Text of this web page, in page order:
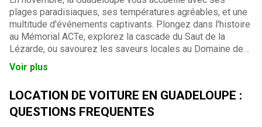
plages paradisiaques, ses températures agréables, et une
multitude d'événements captivants. Plongez dans l'histoire
au Mémorial ACTe, explorez la cascade du Saut de la
Lézarde, ou savourez les saveurs locales au Domaine de
Séverin. Ne manquez pas le Guadeloupe Tango Festival et
la Fête de la Science. Parfaite pour la baignade, la mer
inoubliable !
Voir plus
LOCATION DE VOITURE EN GUADELOUPE :
QUESTIONS FREQUENTES